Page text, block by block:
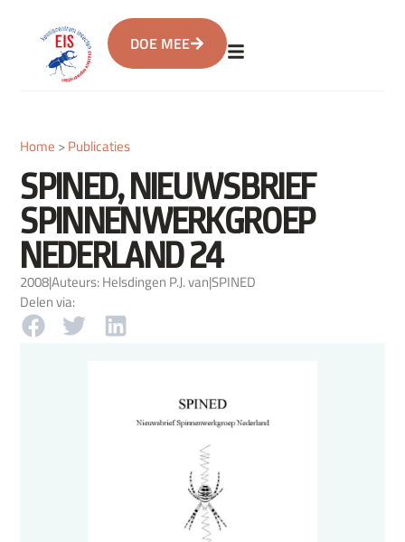
DOE MEE
Home >Publicaties
SPINED, NIEUWSBRIEF
SPINNENWERKGROEP
NEDERLAND 24
2008|Auteurs: Helsdingen P.J. van|SPINED
Delen via: